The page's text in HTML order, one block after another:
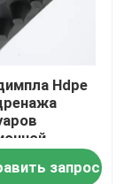
Hdpe
запрос